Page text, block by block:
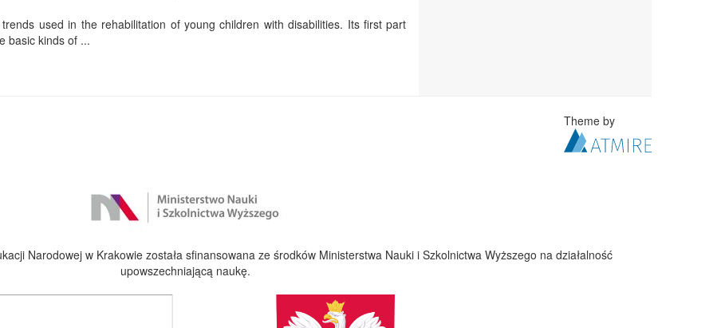
used in the rehabilitation of young children with disabilities. Its first part
basic kinds of ...
Theme by
Narodowej w Krakowie została sfinansowana ze środków Ministerstwa Nauki i Szkolnictwa Wyższego na działalność
upowszechniającą naukę.